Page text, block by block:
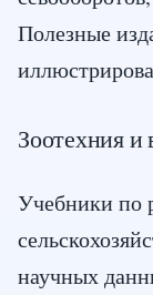
Полезные
Зоотехния и
Учебники по
научных